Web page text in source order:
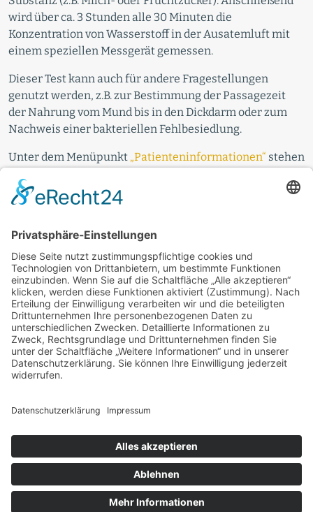
wird über ca. 3 Stunden alle 30 Minuten die
Konzentration von Wasserstoff in der Ausatemluft mit
einem speziellen Messgerät gemessen.
Dieser Test kann auch für andere Fragestellungen
genutzt werden, z.B. zur Bestimmung der Passagezeit
der Nahrung vom Mund bis in den Dickdarm oder zum
Nachweis einer bakteriellen Fehlbesiedlung.
Unter dem Menüpunkt „Patienteninformationen“ stehen
Herunterladen bereit.
¹³C-ATEMTEST
Anwendung:
Verdacht auf Helicobacter-pylori-Infektion des Magens
bzw. Kontrolle nach deren Behandlung
Dieser Test basiert auf einem anderen Prinzip. Nach
Gabe einer Kapsel mit chemisch markiertem Harnstoff
wird dieser Harnstoff im Magen gespalten und als
Kohlendioxid abgeatmet, wenn das Magenbakterium
Helicobacter pylori im Magen siedelt. Die Ausatemluft
Analyse an ein Speziallabor versandt.
Gastroenterologie Gropiusstadt
Johannisthaler Chaussee 317 in 12351 Berlin